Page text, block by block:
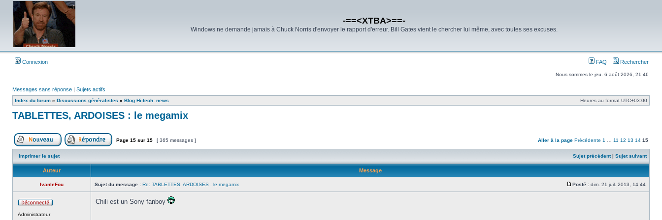
-==<XTBA>==-
Windows ne demande jamais à Chuck Norris d'envoyer le rapport d'erreur. Bill Gates vient le chercher lui même, avec toutes ses excuses.
Connexion FAQ Rechercher
Nous sommes le jeu. 6 août 2026, 21:46
Messages sans réponse | Sujets actifs
Index du forum » Discussions généralistes » Blog Hi-tech: news Heures au format UTC+03:00
TABLETTES, ARDOISES : le megamix
Poster un nouveau sujetRépondre au sujet
Page 15 sur 15 [ 365 messages ] Aller à la page Précédente 1 11 12 13 14 15
Imprimer le sujet Sujet précédent| Sujet suivant
Auteur Message
IvanleFou Sujet du message : Re: TABLETTES, ARDOISES : le megamix
Posté : dim. 21 juil. 2013, 14:44
Administrateur
Chili est un Sony fanboy